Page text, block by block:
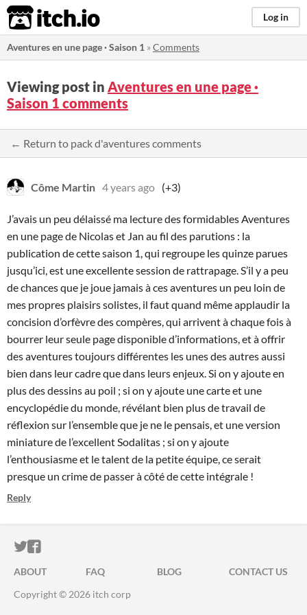
itch.io Log in
Aventures en une page · Saison 1 »Comments
Viewing post in Aventures en une page ·
Saison 1 comments
← Return to pack d'aventures comments
Côme Martin 4 years ago (+3)
J’avais un peu délaissé ma lecture des formidables Aventures
en une page de Nicolas et Jan au fil des parutions : la
publication de cette saison 1, qui regroupe les quinze parues
jusqu’ici, est une excellente session de rattrapage. S’il y a peu
de chances que je joue jamais à ces aventures un peu loin de
mes propres plaisirs solistes, il faut quand même applaudir la
concision d’orfèvre des compères, qui arrivent à chaque fois à
bourrer leur seule page disponible d’informations, et à offrir
des aventures toujours différentes les unes des autres aussi
bien dans leur cadre que dans leurs enjeux. Si on y ajoute en
plus des dessins au poil ; si on y ajoute une carte et une
encyclopédie du monde, révélant bien plus de travail de
réflexion sur l’ensemble que je ne le pensais, et une version
miniature de l’excellent Sodalitas ; si on y ajoute
l’enthousiasme et le talent de la petite équipe, ce serait
presque un crime de passer à côté de cette intégrale !
Reply
ITCH.IO ON TWITTER
ITCH.IO ON FACEBOOK
ABOUT FAQ BLOG
CONTACT US
Copyright © 2026 itch corp